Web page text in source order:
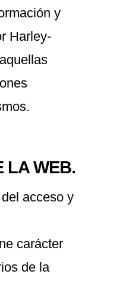
y
Harley-
LA WEB.
acceso y
carácter
de la